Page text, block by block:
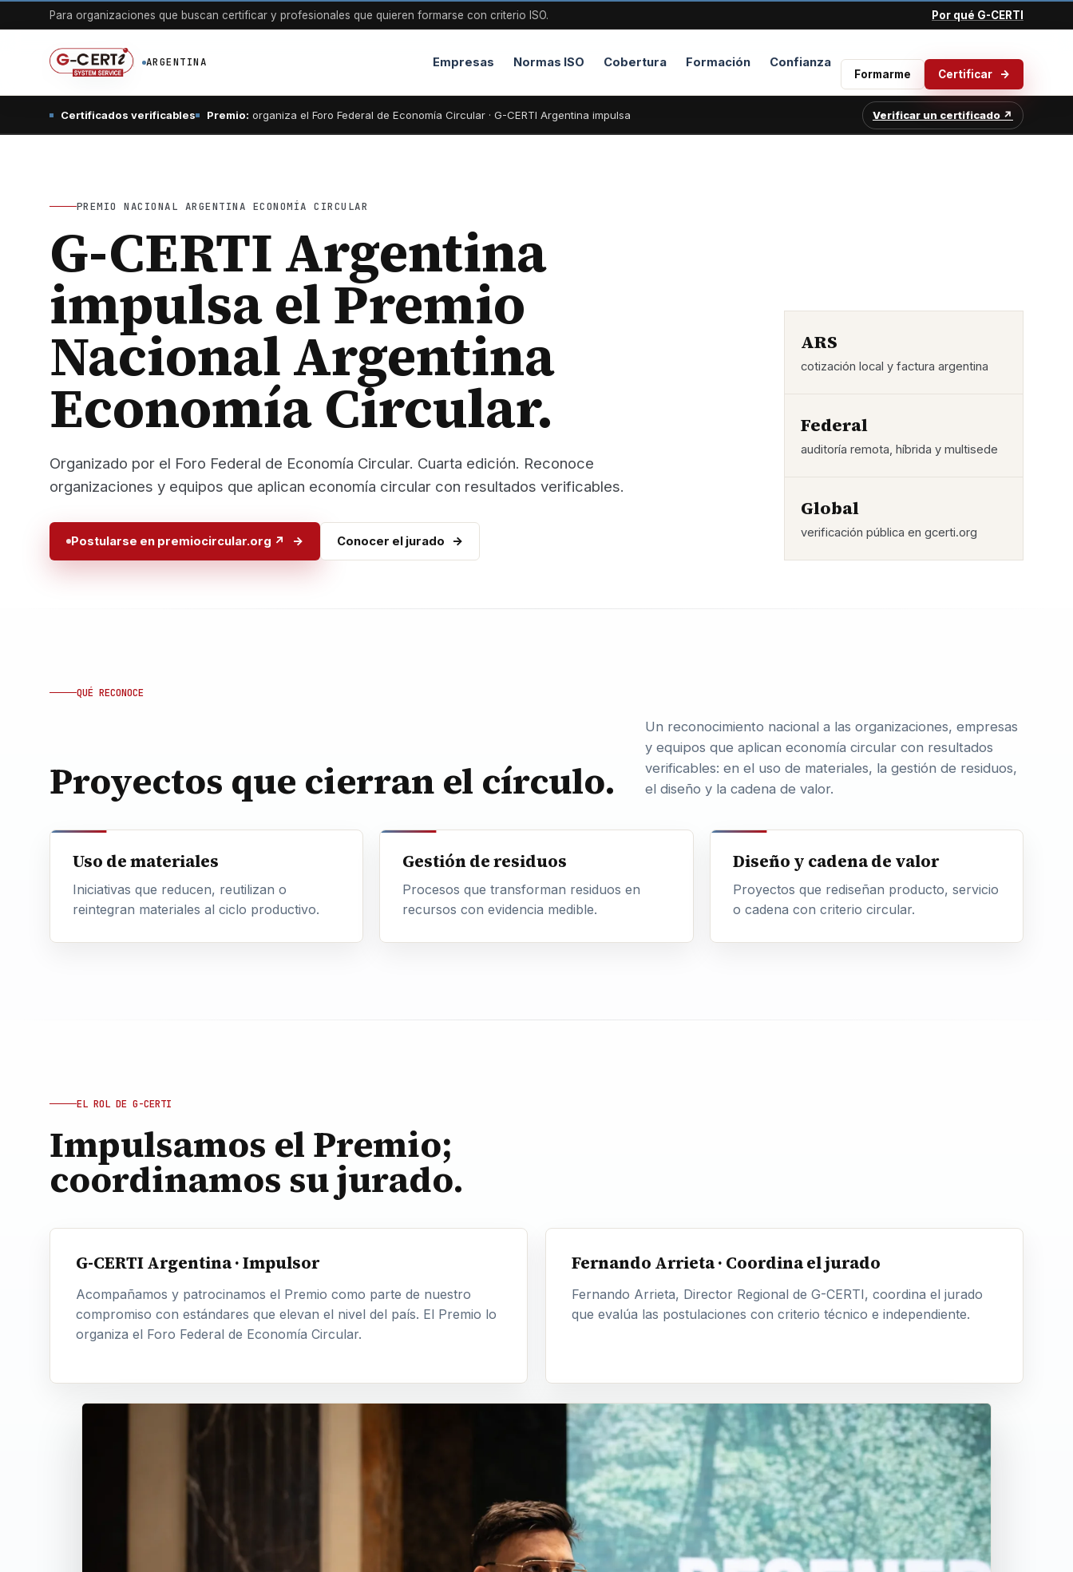
Para organizaciones que buscan certificar y profesionales que quieren formarse con criterio ISO. Por qué G-CERTI
ARGENTINA Empresas Normas ISO Cobertura Formación Confianza
Formarme Certificar
Certificados verificables Premio: organiza el Foro Federal de Economía Circular · G-CERTI Argentina impulsa Verificar un certificado ↗
PREMIO NACIONAL ARGENTINA ECONOMÍA CIRCULAR
G-CERTI Argentina
impulsa el Premio
Nacional Argentina
Economía Circular.
Organizado por el Foro Federal de Economía Circular. Cuarta edición. Reconoce
organizaciones y equipos que aplican economía circular con resultados verificables.
Postularse en premiocircular.org ↗ Conocer el jurado
ARS
cotización local y factura argentina
Federal
auditoría remota, híbrida y multisede
Global
verificación pública en gcerti.org
QUÉ RECONOCE
Proyectos que cierran el círculo.
Un reconocimiento nacional a las organizaciones, empresas
y equipos que aplican economía circular con resultados
verificables: en el uso de materiales, la gestión de residuos,
el diseño y la cadena de valor.
Uso de materiales
Iniciativas que reducen, reutilizan o
reintegran materiales al ciclo productivo.
Gestión de residuos
Procesos que transforman residuos en
recursos con evidencia medible.
Diseño y cadena de valor
Proyectos que rediseñan producto, servicio
o cadena con criterio circular.
EL ROL DE G-CERTI
Impulsamos el Premio;
coordinamos su jurado.
G-CERTI Argentina · Impulsor
Acompañamos y patrocinamos el Premio como parte de nuestro
compromiso con estándares que elevan el nivel del país. El Premio lo
organiza el Foro Federal de Economía Circular.
Fernando Arrieta · Coordina el jurado
Fernando Arrieta, Director Regional de G-CERTI, coordina el jurado
que evalúa las postulaciones con criterio técnico e independiente.